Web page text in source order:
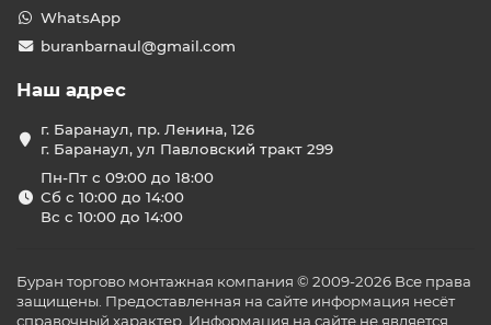
WhatsApp
buranbarnaul@gmail.com
Наш адрес
г. Баранаул, пр. Ленина, 126
г. Баранаул, ул Павловский тракт 299
Пн-Пт с 09:00 до 18:00
Сб с 10:00 до 14:00
Вс с 10:00 до 14:00
Буран торгово монтажная компания © 2009-2026 Все права
защищены. Предоставленная на сайте информация несёт
справочный характер. Информация на сайте не является